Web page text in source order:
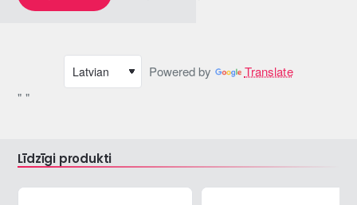
Powered by
Translate
" "
Līdzīgi produkti